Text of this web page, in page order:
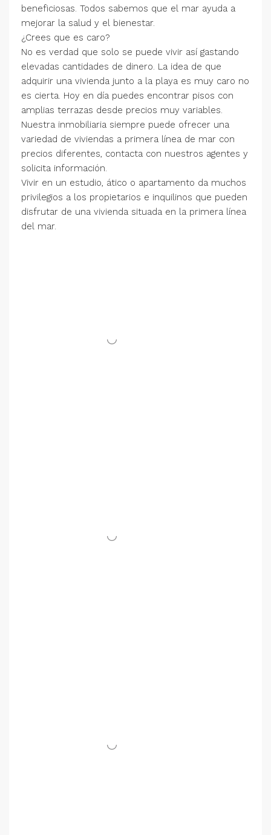
beneficiosas. Todos sabemos que el mar ayuda a
mejorar la salud y el bienestar.
¿Crees que es caro?
No es verdad que solo se puede vivir así gastando
elevadas cantidades de dinero. La idea de que
adquirir una vivienda junto a la playa es muy caro no
es cierta. Hoy en día puedes encontrar pisos con
amplias terrazas desde precios muy variables.
Nuestra inmobiliaria siempre puede ofrecer una
variedad de viviendas a primera línea de mar con
precios diferentes, contacta con nuestros agentes y
solicita información.
Vivir en un estudio, ático o apartamento da muchos
privilegios a los propietarios e inquilinos que pueden
disfrutar de una vivienda situada en la primera línea
del mar.